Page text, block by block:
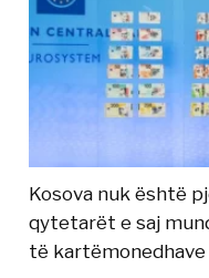
Kosova nuk është
qytetarët e saj
të kartëmonedhave